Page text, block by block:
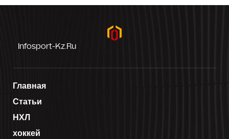
Infosport-Kz.ru
Главная
Статьи
НХЛ
хоккей